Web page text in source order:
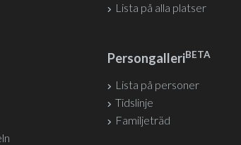
Lista på alla platser
PersongalleriBETA
Lista på personer
Tidslinje
Familjeträd